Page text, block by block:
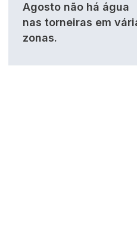
Agosto não há água
nas torneiras em
zonas.